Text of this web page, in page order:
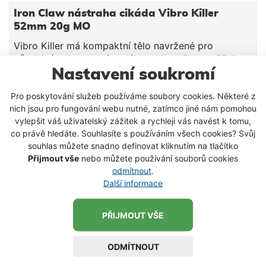
Nastavení soukromí
Pro poskytování služeb používáme soubory cookies. Některé z
nich jsou pro fungování webu nutné, zatímco jiné nám pomohou
vylepšit váš uživatelský zážitek a rychleji vás navést k tomu,
co právě hledáte. Souhlasíte s používáním všech cookies? Svůj
souhlas můžete snadno definovat kliknutím na tlačítko
Přijmout vše nebo můžete používání souborů cookies
odmítnout
Další informace
PŘIJMOUT VŠE
ODMÍTNOUT
Iron Claw nástraha cikáda Vibro Killer
52mm 20g MO
Vibro Killer má kompaktní tělo navržené pro
působivé nahazovací vzdálenosti, takže umožňuje
efektivně prohledat velké vodní plochy a rychle najít
dostane do požadované hloubky a při vedení vytváří
výrazné vibrace a tlakové impulzy, které spolehlivě
provokují okouny, candáty i štiky k záběru. UV
aktivní provedení navíc zvyšuje viditelnost nástrahy
v zakalené vodě i za šera. Vlastnosti: Typ nástrahy:
cikáda (vibrační nástraha) Délka: 52 mm Hmotnost:
20 g Barva: Motoroil - MO UV aktivní provedení
Rychlý propad do hloubky Výrazné vibrace a
tlakové impulzy pro vyprovokování dravců Osazení:
VLOŽIT DO KOŠÍKU
SKLADEM